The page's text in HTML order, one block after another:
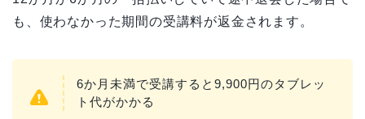
も、使わなかった期間の受講料が返金されます。
6か月未満で受講すると9,900円のタブレッ
ト代がかかる